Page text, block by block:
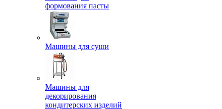
формования пасты
Машины для суши
Машины для
декорирования
кондитерских изделий